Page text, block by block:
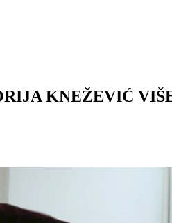
KNEŽEVIĆ